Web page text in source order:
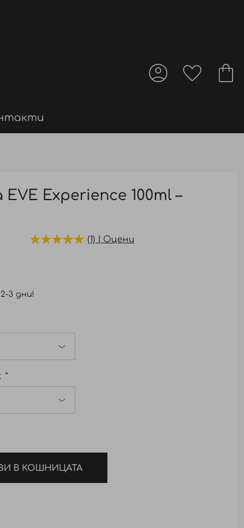
Experience 100ml –
(1) | Оцени
3 дни!
В КОШНИЦАТА